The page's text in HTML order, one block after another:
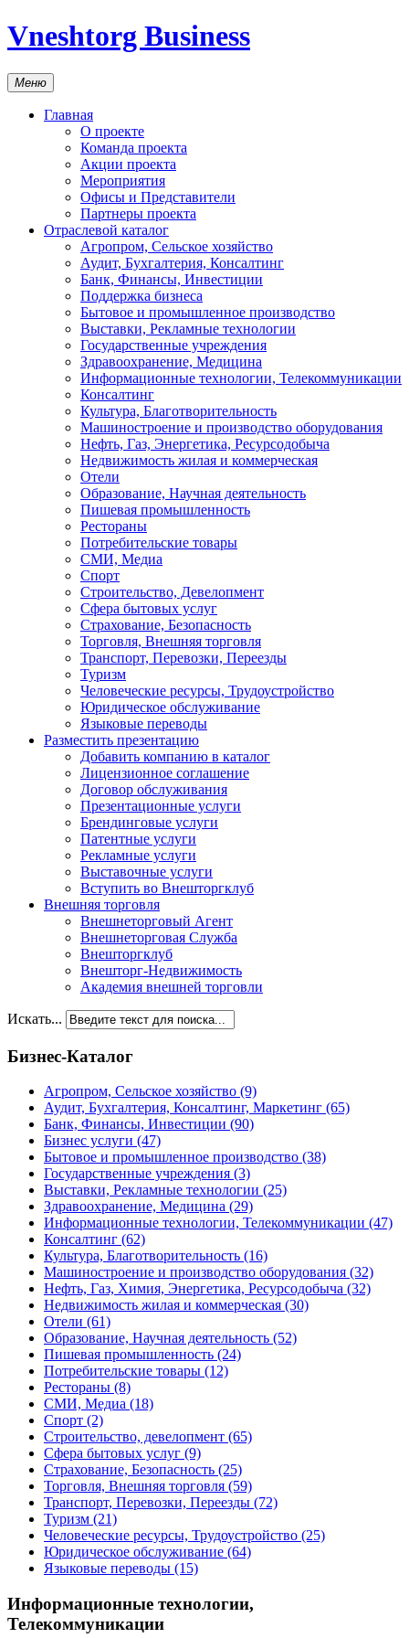
Vneshtorg Business
Меню
Главная
О проекте
Команда проекта
Акции проекта
Мероприятия
Офисы и Представители
Партнеры проекта
Отраслевой каталог
Агропром, Сельское хозяйство
Аудит, Бухгалтерия, Консалтинг
Банк, Финансы, Инвестиции
Поддержка бизнеса
Бытовое и промышленное производство
Выставки, Рекламные технологии
Государственные учреждения
Здравоохранение, Медицина
Информационные технологии, Телекоммуникации
Консалтинг
Культура, Благотворительность
Машиностроение и производство оборудования
Нефть, Газ, Энергетика, Ресурсодобыча
Недвижимость жилая и коммерческая
Отели
Образование, Научная деятельность
Пишевая промышленность
Рестораны
Потребительские товары
СМИ, Медиа
Спорт
Строительство, Девелопмент
Сфера бытовых услуг
Страхование, Безопасность
Торговля, Внешняя торговля
Транспорт, Перевозки, Переезды
Туризм
Человеческие ресурсы, Трудоустройство
Юридическое обслуживание
Языковые переводы
Разместить презентацию
Добавить компанию в каталог
Лицензионное соглашение
Договор обслуживания
Презентационные услуги
Брендинговые услуги
Патентные услуги
Рекламные услуги
Выставочные услуги
Вступить во Внешторгклуб
Внешняя торговля
Внешнеторговый Агент
Внешнеторговая Служба
Внешторгклуб
Внешторг-Недвижимость
Академия внешней торговли
Искать...
Бизнес-Каталог
Агропром, Сельское хозяйство (9)
Аудит, Бухгалтерия, Консалтинг, Маркетинг (65)
Банк, Финансы, Инвестиции (90)
Бизнес услуги (47)
Бытовое и промышленное производство (38)
Государственные учреждения (3)
Выставки, Рекламные технологии (25)
Здравоохранение, Медицина (29)
Информационные технологии, Телекоммуникации (47)
Консалтинг (62)
Культура, Благотворительность (16)
Машиностроение и производство оборудования (32)
Нефть, Газ, Химия, Энергетика, Ресурсодобыча (32)
Недвижимость жилая и коммерческая (30)
Отели (61)
Образование, Научная деятельность (52)
Пишевая промышленность (24)
Потребительские товары (12)
Рестораны (8)
СМИ, Медиа (18)
Спорт (2)
Строительство, девелопмент (65)
Сфера бытовых услуг (9)
Страхование, Безопасность (25)
Торговля, Внешняя торговля (59)
Транспорт, Перевозки, Переезды (72)
Туризм (21)
Человеческие ресурсы, Трудоустройство (25)
Юридическое обслуживание (64)
Языковые переводы (15)
Информационные технологии,
Телекоммуникации